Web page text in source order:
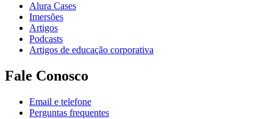
Alura Cases
Imersões
Artigos
Podcasts
Artigos de educação corporativa
Fale Conosco
Email e telefone
Perguntas frequentes